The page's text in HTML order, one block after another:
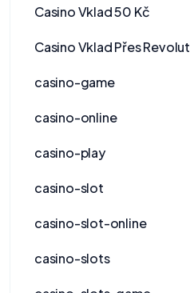
Casino Vklad 50 Kč
Casino Vklad Přes Revolut
casino-game
casino-online
casino-play
casino-slot
casino-slot-online
casino-slots